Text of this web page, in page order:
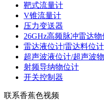
靶式流量计
V锥流量计
压力变送器
26GHz高频脉冲雷达物
雷达液位计|雷达料位计
超声波液位计/超声波
射频导纳物位计
开关控制器
联系香蕉色视频